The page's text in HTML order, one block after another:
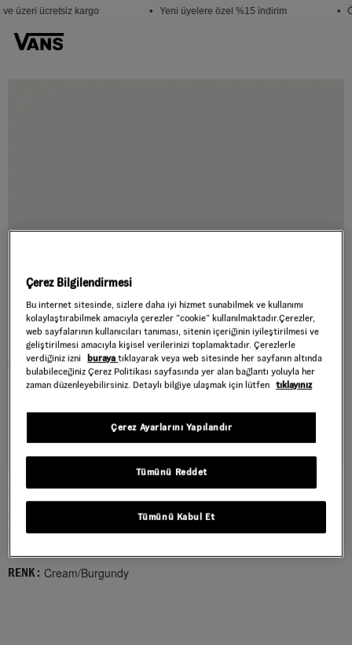
üzeri ücretsiz kargo • Yeni üyelere özel %15 indirim •
ROWLEY CLASSIC AYAKKABI
5.999,00 TL
RENK : Cream/Burgundy
Çerez Bilgilendirmesi
Bu internet sitesinde, sizlere daha iyi hizmet sunabilmek ve kullanımı
kolaylaştırabilmek amacıyla çerezler ”cookie” kullanılmaktadır.Çerezler,
web sayfalarının kullanıcıları tanıması, sitenin içeriğinin iyileştirilmesi ve
geliştirilmesi amacıyla kişisel verilerinizi toplamaktadır. Çerezlerle
verdiğiniz izni
burayatıklayarak veya web sitesinde her sayfanın altında
bulabileceğiniz Çerez Politikası sayfasında yer alan bağlantı yoluyla her
zaman düzenleyebilirsiniz. Detaylı bilgiye ulaşmak için lütfen tıklayınız
Tümünü Reddet
Tümünü Kabul Et
Çerez Ayarlarını Yapılandır